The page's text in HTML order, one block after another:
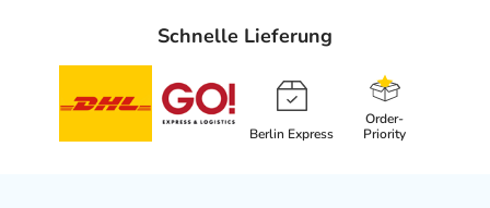
Schnelle Lieferung
Berlin Express
Order-
Priority